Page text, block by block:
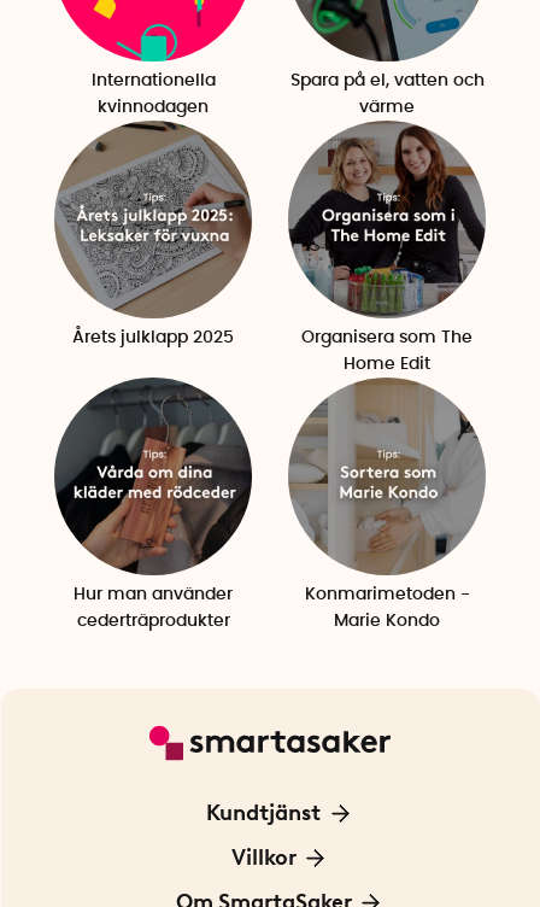
Internationella
kvinnodagen
Spara på el, vatten och
värme
Årets julklapp 2025
Organisera som The
Home Edit
Hur man använder
cederträprodukter
Konmarimetoden -
Marie Kondo
Kundtjänst
Kontakta oss
För Företag
Villkor
Frakt och leverans